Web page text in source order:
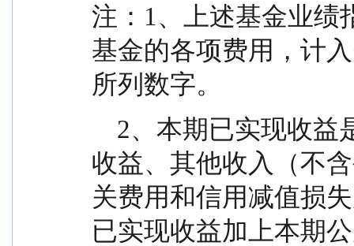
注：1、上述基金业绩
基金的各项费用，计
所列数字。
收益、其他收入（不
关费用和信用减值损
已实现收益加上本期